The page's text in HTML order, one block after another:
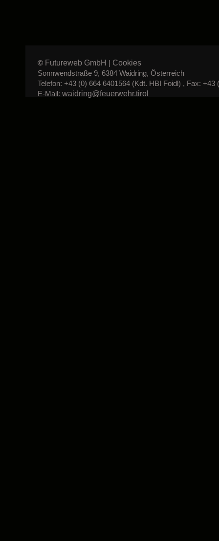
© Futureweb GmbH | Cookies
Sonnwendstraße 9, 6384 Waidring, Österreich
Telefon: +43 (0) 664 6401564 (Kdt. HBI Foidl) , Fax: +43
E-Mail: waidring@feuerwehr.tirol